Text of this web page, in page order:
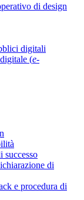
di design
digitali
(e-
successo
di
e procedura di